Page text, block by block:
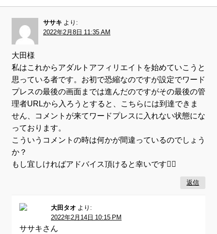
ササキ より:
2022年2月8日 11:35 AM
大田様
私はこれからアダルトアフィリエイトを始めていこうと
思っている者です。お初で恐縮なのですが設定でワード
プレスの最後の画面までは進んだのですがその最後の管
理者URLから入ろうとすると、こちらには到達できま
せん、コメントが来てワードプレスに入れない状態にな
っております。
こういうコメントの時は何かが間違っているのでしょう
か？
もし宜しければアドバイス頂けると幸いです🙇‍♀️
返信
大田タオ より:
2022年2月14日 10:15 PM
ササキさん